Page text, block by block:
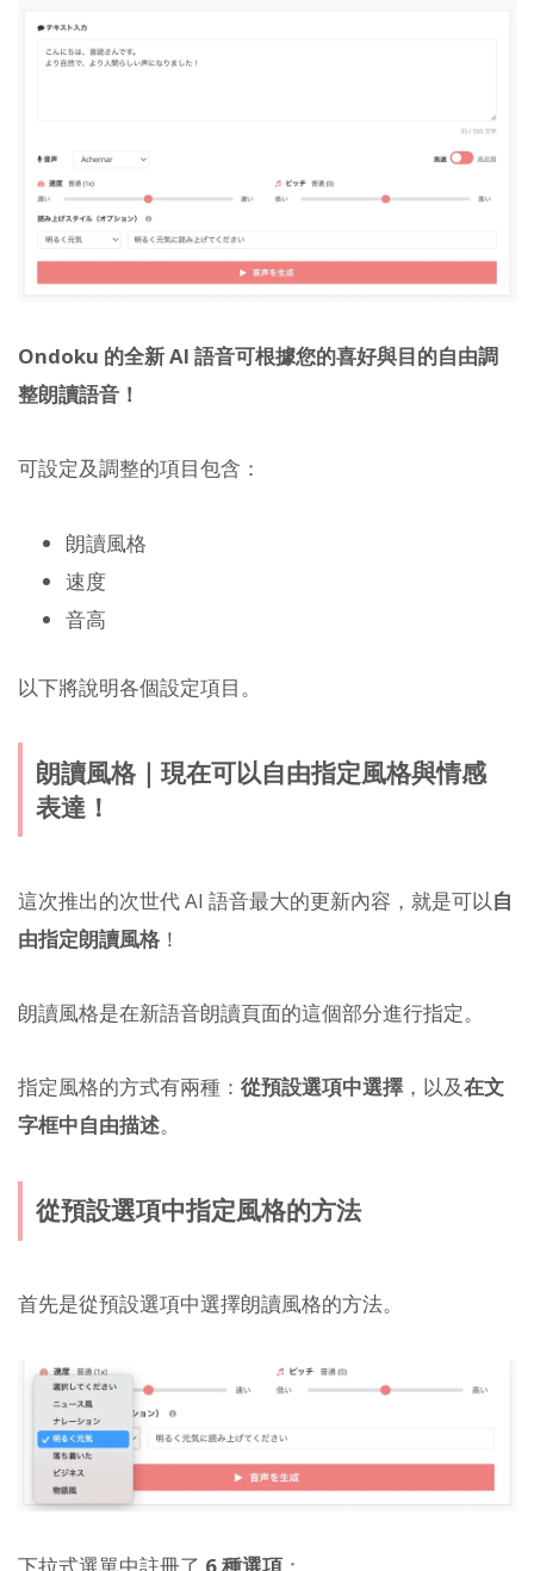
Ondoku 的全新 AI 語音可根據您的喜好與目的自由調
整朗讀語音！
可設定及調整的項目包含：
朗讀風格
速度
音高
以下將說明各個設定項目。
朗讀風格｜現在可以自由指定風格與情感
表達！
這次推出的次世代 AI 語音最大的更新內容，就是可以自
由指定朗讀風格 ！
朗讀風格是在新語音朗讀頁面的這個部分進行指定。
指定風格的方式有兩種： 從預設選項中選擇 ，以及在文
字框中自由描述。
從預設選項中指定風格的方法
首先是從預設選項中選擇朗讀風格的方法。